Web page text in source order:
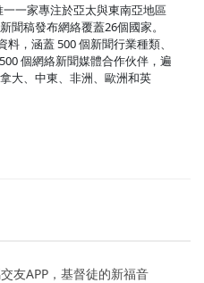
一家專注於亞太與東南亞地區
聞稿發布網絡覆蓋26個國家。
，涵蓋 500 個新聞行業種類、
個網絡新聞媒體合作伙伴，遍
大、中東、非洲、歐洲和英
友APP，基督徒的新福音